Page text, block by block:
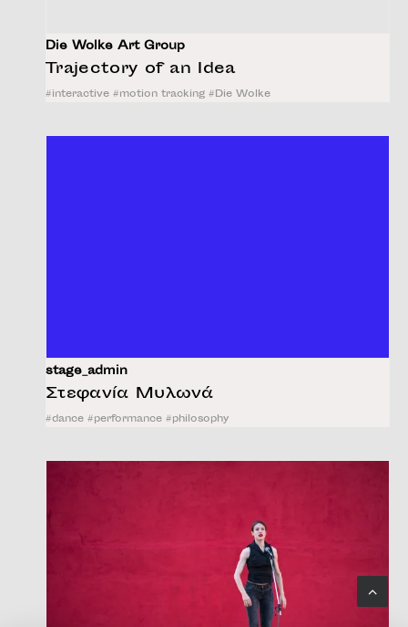
Die Wolke Art Group
Trajectory of an Idea
#interactive #motion tracking #Die Wolke
stage_admin
Στεφανία Μυλωνά
#dance #performance #philosophy